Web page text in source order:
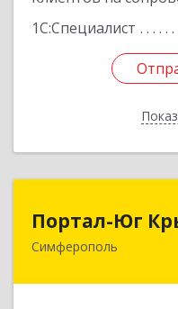
1С:Специалист
Портал-Юг
Симферополь
295015, Крым Респ,